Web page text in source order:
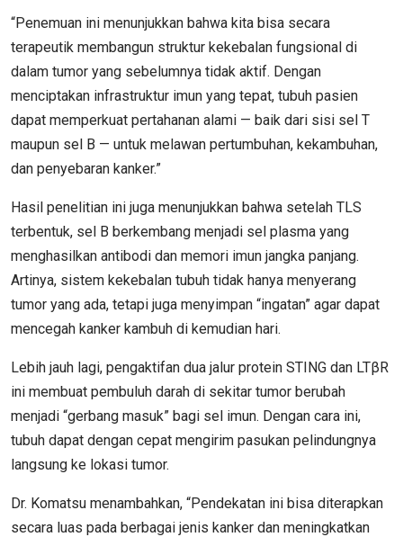
“Penemuan ini menunjukkan bahwa kita bisa secara
terapeutik membangun struktur kekebalan fungsional di
dalam tumor yang sebelumnya tidak aktif. Dengan
menciptakan infrastruktur imun yang tepat, tubuh pasien
dapat memperkuat pertahanan alami — baik dari sisi sel T
maupun sel B — untuk melawan pertumbuhan, kekambuhan,
dan penyebaran kanker.”
Hasil penelitian ini juga menunjukkan bahwa setelah TLS
terbentuk, sel B berkembang menjadi sel plasma yang
menghasilkan antibodi dan memori imun jangka panjang.
Artinya, sistem kekebalan tubuh tidak hanya menyerang
tumor yang ada, tetapi juga menyimpan “ingatan” agar dapat
mencegah kanker kambuh di kemudian hari.
Lebih jauh lagi, pengaktifan dua jalur protein STING dan LTβR
ini membuat pembuluh darah di sekitar tumor berubah
menjadi “gerbang masuk” bagi sel imun. Dengan cara ini,
tubuh dapat dengan cepat mengirim pasukan pelindungnya
langsung ke lokasi tumor.
Dr. Komatsu menambahkan, “Pendekatan ini bisa diterapkan
secara luas pada berbagai jenis kanker dan meningkatkan